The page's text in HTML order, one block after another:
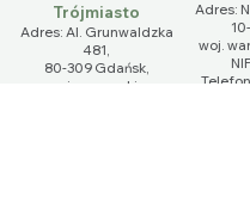
Trójmiasto
Adres: Al. Grunwaldzka
481,
80-309 Gdańsk,
woj. pomorskie​
Adres:
​woj.